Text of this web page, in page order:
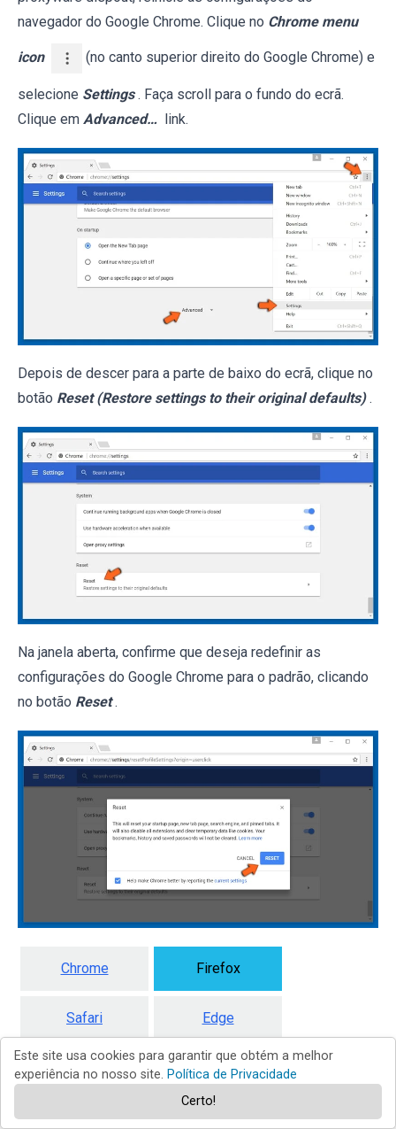
navegador do Google Chrome. Clique no Chrome menu
icon (no canto superior direito do Google Chrome) e
selecione Settings . Faça scroll para o fundo do ecrã.
Clique em Advanced… link.
Depois de descer para a parte de baixo do ecrã, clique no
botão Reset (Restore settings to their original defaults) .
Na janela aberta, confirme que deseja redefinir as
configurações do Google Chrome para o padrão, clicando
no botão Reset .
Chrome Firefox
Safari Edge
Remova os plugins maliciosos do
Este site usa cookies para garantir que obtém a melhor
experiência no nosso site. Política de Privacidade
Certo!